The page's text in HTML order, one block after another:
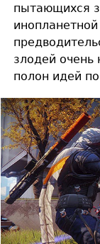
пытающихся
злодей очень
полон идей